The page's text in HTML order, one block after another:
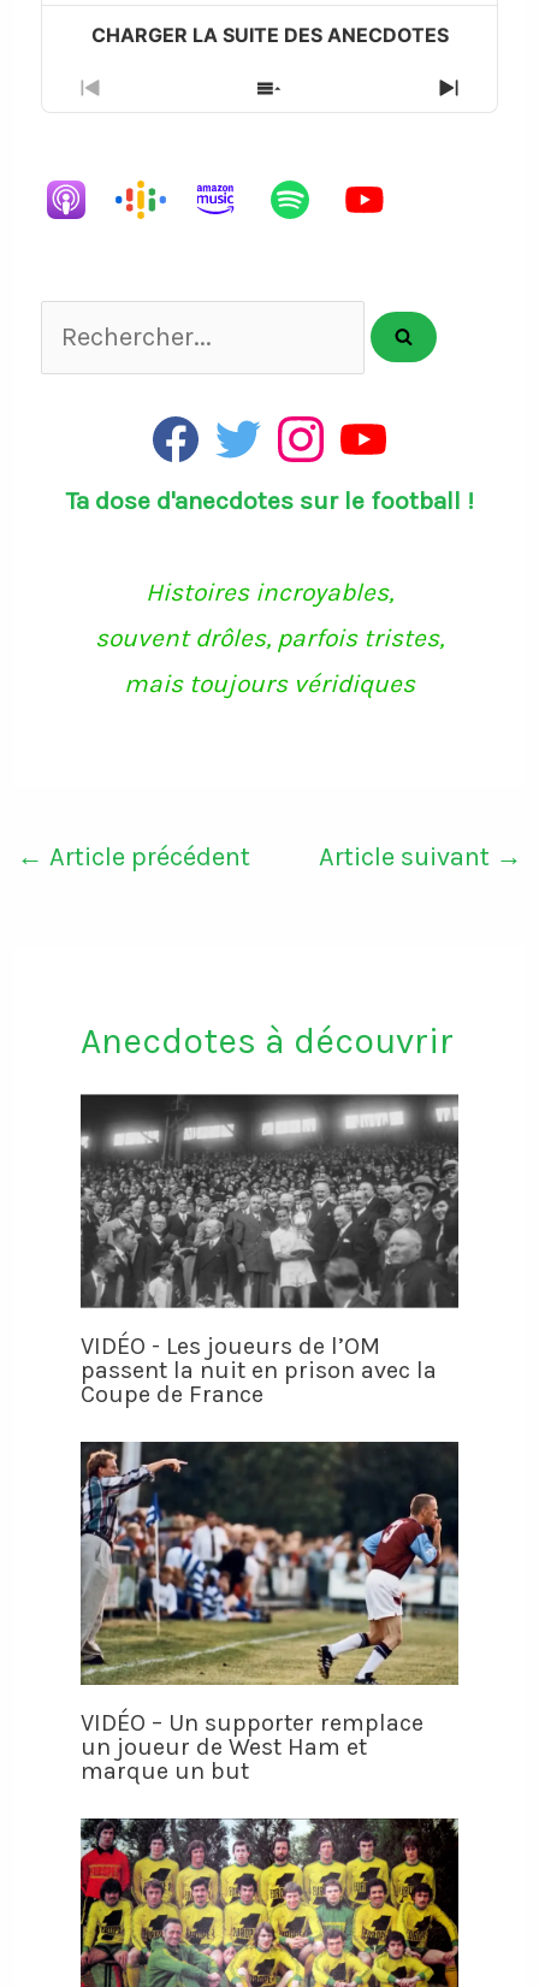
Previous
Episode
Show
Episodes
Next
Episode
Rechercher...
F
a
e
w
t
I
n
t
m
Y
T
Ta dose d'anecdotes sur le football !
Histoires incroyables,
souvent drôles, parfois tristes,
mais toujours véridiques
← Article précédent Article suivant →
Anecdotes à découvrir
VIDÉO - Les joueurs de l’OM
passent la nuit en prison avec la
Coupe de France
VIDÉO – Un supporter remplace
un joueur de West Ham et
marque un but